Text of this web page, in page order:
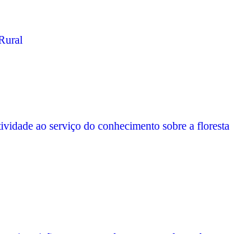
ao serviço do conhecimento sobre a floresta